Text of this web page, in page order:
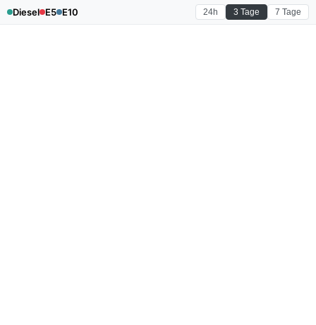
Diesel E5 E10 24h 3 Tage 7 Tage